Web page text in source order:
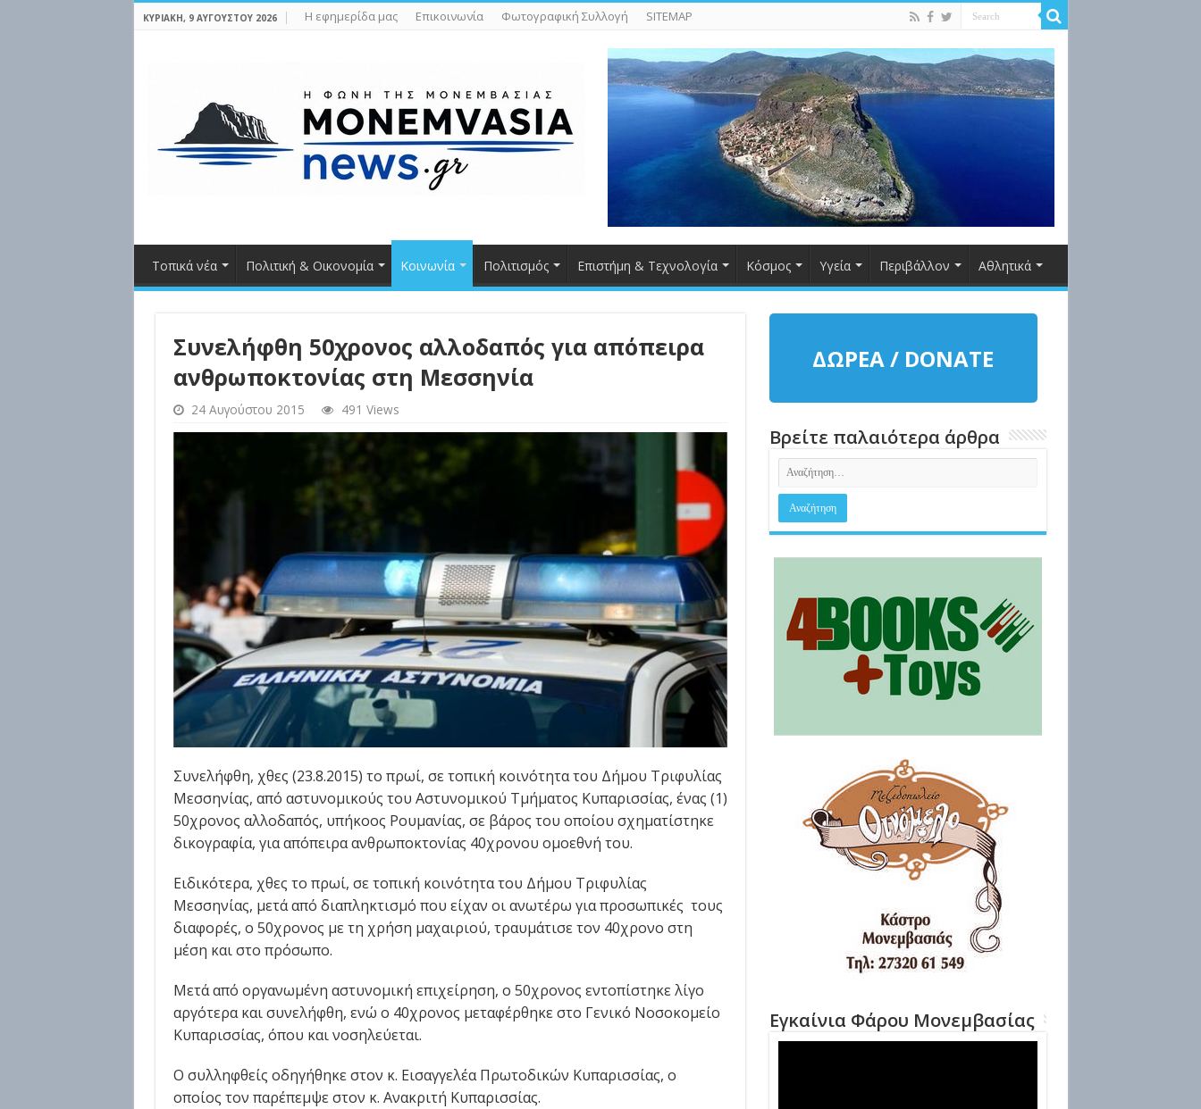
ΚΥΡΙΑΚΉ, 9 ΑΥΓΟΎΣΤΟΥ 2026 Η εφημερίδα μας Επικοινωνία Φωτογραφική Συλλογή SITEMAP
Τοπικά νέα Πολιτική & Οικονομία Κοινωνία Πολιτισμός Επιστήμη & Τεχνολογία Κόσμος Υγεία Περιβάλλον Αθλητικά
Συνελήφθη 50χρονος αλλοδαπός για απόπειρα
ανθρωποκτονίας στη Μεσσηνία
24 Αυγούστου 2015 491 Views
Συνελήφθη, χθες (23.8.2015) το πρωί, σε τοπική κοινότητα του Δήμου Τριφυλίας
Μεσσηνίας, από αστυνομικούς του Αστυνομικού Τμήματος Κυπαρισσίας, ένας (1)
50χρονος αλλοδαπός, υπήκοος Ρουμανίας, σε βάρος του οποίου σχηματίστηκε
δικογραφία, για απόπειρα ανθρωποκτονίας 40χρονου ομοεθνή του.
Ειδικότερα, χθες το πρωί, σε τοπική κοινότητα του Δήμου Τριφυλίας
Μεσσηνίας, μετά από διαπληκτισμό που είχαν οι ανωτέρω για προσωπικές τους
διαφορές, ο 50χρονος με τη χρήση μαχαιριού, τραυμάτισε τον 40χρονο στη
μέση και στο πρόσωπο.
Μετά από οργανωμένη αστυνομική επιχείρηση, ο 50χρονος εντοπίστηκε λίγο
αργότερα και συνελήφθη, ενώ ο 40χρονος μεταφέρθηκε στο Γενικό Νοσοκομείο
Κυπαρισσίας, όπου και νοσηλεύεται.
Ο συλληφθείς οδηγήθηκε στον κ. Εισαγγελέα Πρωτοδικών Κυπαρισσίας, ο
οποίος τον παρέπεμψε στον κ. Ανακριτή Κυπαρισσίας.
ΔΩΡΕΑ / DONATE
Βρείτε παλαιότερα άρθρα
Εγκαίνια Φάρου Μονεμβασίας